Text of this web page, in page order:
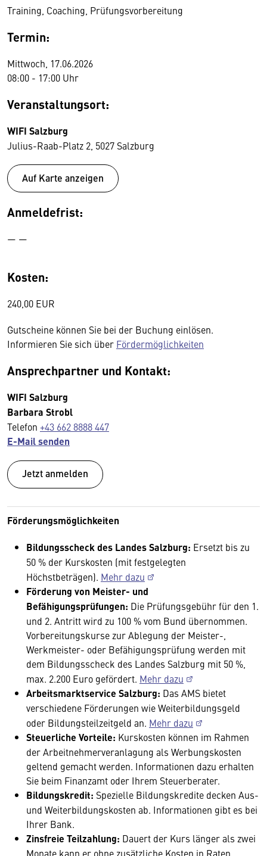
Training, Coaching, Prüfungsvorbereitung
Termin:
Mittwoch, 17.06.2026
08:00 - 17:00 Uhr
Veranstaltungsort:
WIFI Salzburg
Julius-Raab-Platz 2, 5027 Salzburg
Auf Karte anzeigen
Anmeldefrist:
— —
Kosten:
240,00 EUR
Gutscheine können Sie bei der Buchung einlösen.
Informieren Sie sich über Fördermöglichkeiten
Ansprechpartner und Kontakt:
WIFI Salzburg
Barbara Strobl
Telefon +43 662 8888 447
E-Mail senden
Jetzt anmelden
Förderungsmöglichkeiten
Bildungsscheck des Landes Salzburg: Ersetzt bis zu
50 % der Kurskosten (mit festgelegten
Höchstbeträgen). Mehr dazu
Förderung von Meister- und
Befähigungsprüfungen: Die Prüfungsgebühr für den 1.
und 2. Antritt wird zu 100 % vom Bund übernommen.
Vorbereitungskurse zur Ablegung der Meister-,
Werkmeister- oder Befähigungsprüfung werden mit
dem Bildungsscheck des Landes Salzburg mit 50 %,
max. 2.200 Euro gefördert. Mehr dazu
Arbeitsmarktservice Salzburg: Das AMS bietet
verschiedene Förderungen wie Weiterbildungsgeld
oder Bildungsteilzeitgeld an. Mehr dazu
Steuerliche Vorteile: Kurskosten können im Rahmen
der Arbeitnehmerveranlagung als Werbungskosten
geltend gemacht werden. Informationen dazu erhalten
Sie beim Finanzamt oder Ihrem Steuerberater.
Bildungskredit: Spezielle Bildungskredite decken Aus-
und Weiterbildungskosten ab. Informationen gibt es bei
Ihrer Bank.
Zinsfreie Teilzahlung: Dauert der Kurs länger als zwei
Monate kann er ohne zusätzliche Kosten in Raten